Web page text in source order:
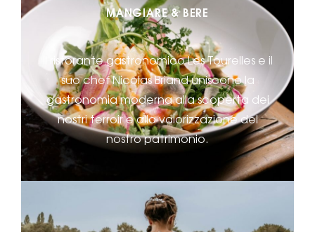
MANGIARE & BERE
Il ristorante gastronomico Les Tourelles e il
suo chef Nicolas Briand uniscono la
gastronomia moderna alla scoperta dei
nostri terroir e alla valorizzazione del
nostro patrimonio.